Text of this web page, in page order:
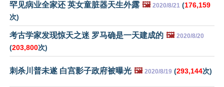
罕见病业全家还 英女童脏器天生外露 🖼️ 2020/8/21 (176,159
次)
考古学家发现惊天之迷 罗马确是一天建成的 🖼️ 2020/8/20
(203,800次)
刺杀川普未遂 白宫影子政府被曝光 🖼️ 2020/8/19 (293,144次)